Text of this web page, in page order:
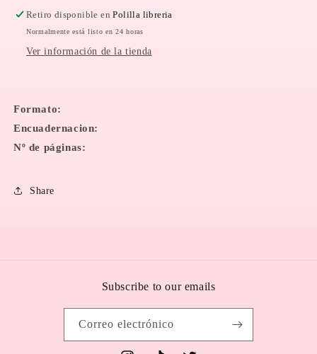
Bernardo
Esquinca
Azcarate
Bernardo
Esquinca
Azcarate
Retiro disponible enPolilla libreria
Normalmente está listo en 24 horas
Ver información de la tienda
Formato:
Encuadernacion:
Nº de páginas:
Share
Subscribe to our emails
Correo electrónico